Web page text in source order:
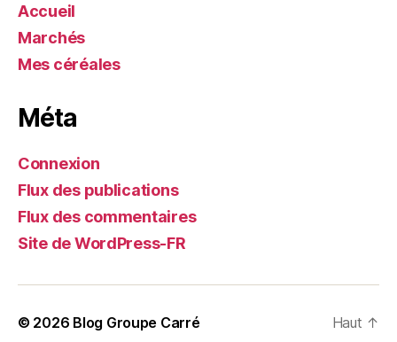
Accueil
Marchés
Mes céréales
Méta
Connexion
Flux des publications
Flux des commentaires
Site de WordPress-FR
© 2026 Blog Groupe Carré Haut ↑